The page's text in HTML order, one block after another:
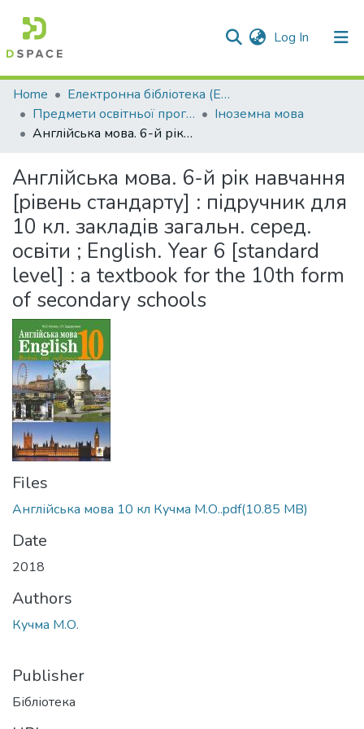
Log In (current)
Communities & Collections
All of DSpace
Home
Електронна бібліотека (E-Book)
Предмети освітньої програми профільної середньої освіти
Іноземна мова
Англійська мова. 6-й рік навчання [рівень стандарту] : підручник для 10 кл. закладів загальн. серед. освіти ; English. Year 6 [standard level] : a textbook for the 10th form of secondary schools
Англійська мова. 6-й рік навчання
[рівень стандарту] : підручник для
10 кл. закладів загальн. серед.
освіти ; English. Year 6 [standard
level] : a textbook for the 10th form
of secondary schools
Files
Англійська мова 10 кл Кучма М.О..pdf(10.85 MB)
Date
2018
Authors
Кучма М.О.
Publisher
Бібліотека